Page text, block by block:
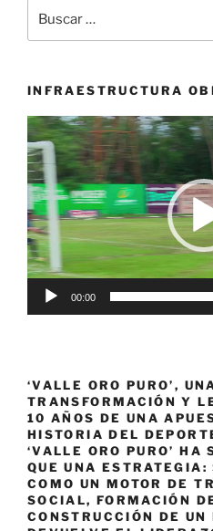
por:
INFRAESTRUCTURA
Reproductor
de
vídeo
00:00
‘VALLE ORO PURO’,
TRANSFORMACIÓN Y
10 AÑOS DE UNA
HISTORIA DEL
‘VALLE ORO PURO’ HA
QUE UNA ESTRATEGIA:
COMO UN MOTOR DE
SOCIAL, FORMACIÓN
CONSTRUCCIÓN DE UN